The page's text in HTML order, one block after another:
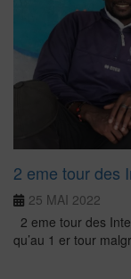
2 eme tour des
25 MAI 2022
2 eme tour des
qu’au 1 er tour